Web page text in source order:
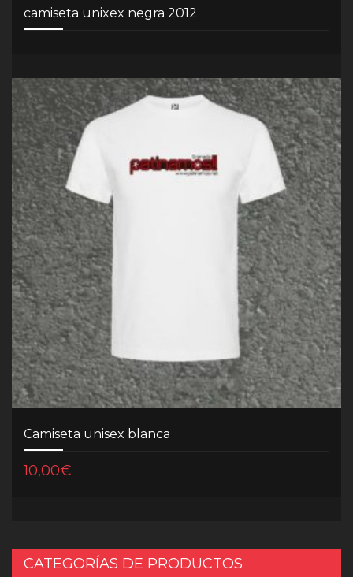
camiseta unixex negra 2012
Camiseta unisex blanca
10,00€
CATEGORÍAS DE PRODUCTOS